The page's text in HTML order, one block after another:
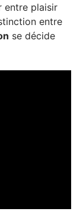
entre plaisir
entre
se décide